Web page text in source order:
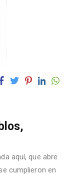
aquí, que abre
cumplieron en